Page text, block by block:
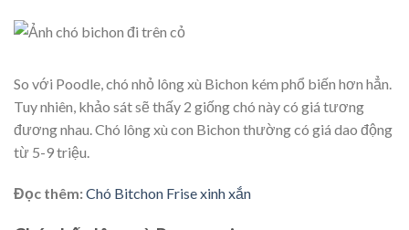
So với Poodle, chó nhỏ lông xù Bichon kém phổ biến hơn hẳn.
Tuy nhiên, khảo sát sẽ thấy 2 giống chó này có giá tương
đương nhau. Chó lông xù con Bichon thường có giá dao động
từ 5-9 triệu.
Đọc thêm:Chó Bitchon Frise xinh xắn